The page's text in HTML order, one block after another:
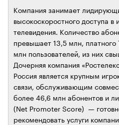
Компания занимает
высокоскоростного доступа в
телевидения. Количество
превышает 13,5 млн,
млн пользователей, из них
Дочерняя компания
Россия является крупным
связи, обслуживающим
более 46,6 млн абонентов и
(Net Promoter Score) —
рекомендовать услуги